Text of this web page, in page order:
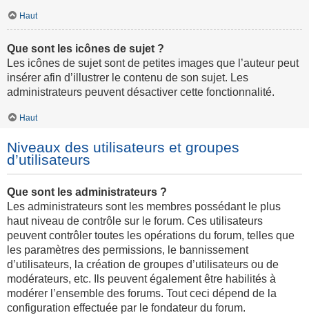
Haut
Que sont les icônes de sujet ?
Les icônes de sujet sont de petites images que l’auteur peut
insérer afin d’illustrer le contenu de son sujet. Les
administrateurs peuvent désactiver cette fonctionnalité.
Haut
Niveaux des utilisateurs et groupes
d’utilisateurs
Que sont les administrateurs ?
Les administrateurs sont les membres possédant le plus
haut niveau de contrôle sur le forum. Ces utilisateurs
peuvent contrôler toutes les opérations du forum, telles que
les paramètres des permissions, le bannissement
d’utilisateurs, la création de groupes d’utilisateurs ou de
modérateurs, etc. Ils peuvent également être habilités à
modérer l’ensemble des forums. Tout ceci dépend de la
configuration effectuée par le fondateur du forum.